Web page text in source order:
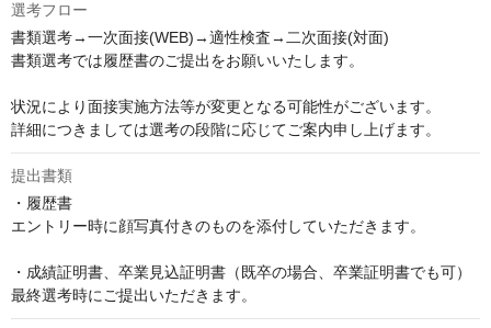
選考フロー
書類選考→一次面接(WEB)→適性検査→二次面接(対面)
書類選考では履歴書のご提出をお願いいたします。
状況により面接実施方法等が変更となる可能性がございます。
詳細につきましては選考の段階に応じてご案内申し上げます。
提出書類
・履歴書
エントリー時に顔写真付きのものを添付していただきます。
・成績証明書、卒業⾒込証明書（既卒の場合、卒業証明書でも可）
最終選考時にご提出いただきます。